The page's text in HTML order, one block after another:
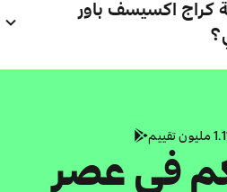
كراج اكسيسف باور
في عصر